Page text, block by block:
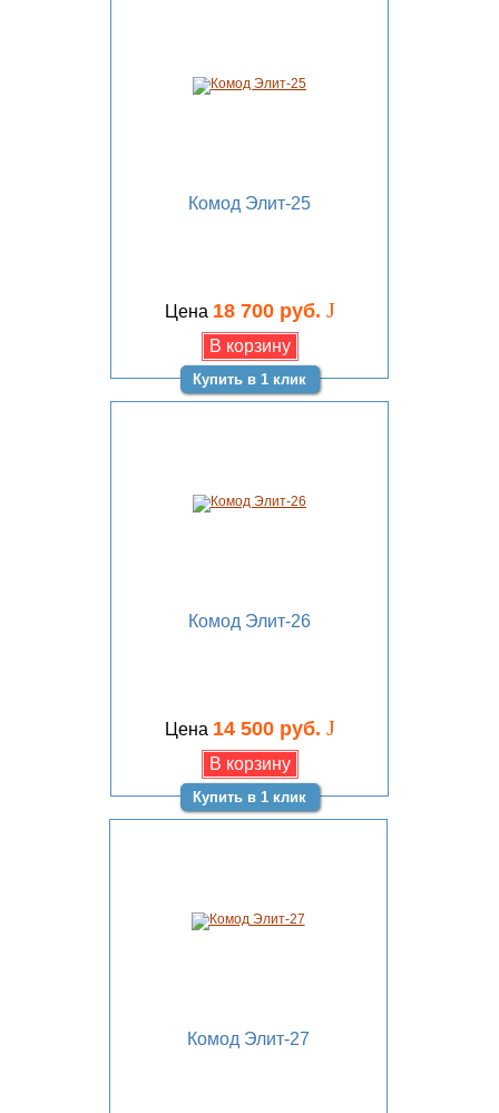
Комод Элит-25
Цена 18 700 руб. J
Купить в 1 клик
Комод Элит-26
Цена 14 500 руб. J
Купить в 1 клик
Комод Элит-27